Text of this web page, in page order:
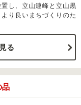
し、立山連峰と立山黒
り良いまちづくりのた
る
品